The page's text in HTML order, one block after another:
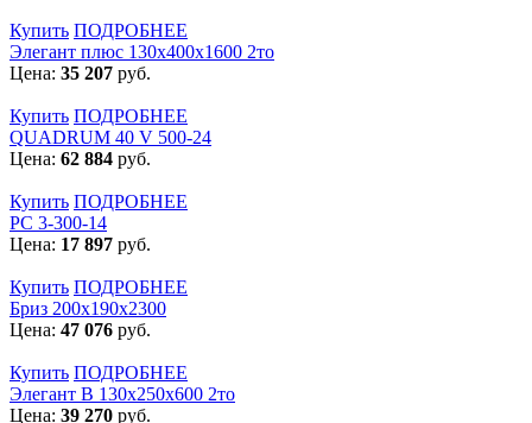
Купить ПОДРОБНЕЕ
Элегант плюс 130x400x1600 2то
Цена: 35 207 руб.
Купить ПОДРОБНЕЕ
QUADRUM 40 V 500-24
Цена: 62 884 руб.
Купить ПОДРОБНЕЕ
РС 3-300-14
Цена: 17 897 руб.
Купить ПОДРОБНЕЕ
Бриз 200х190х2300
Цена: 47 076 руб.
Купить ПОДРОБНЕЕ
Элегант В 130х250х600 2то
Цена: 39 270 руб.